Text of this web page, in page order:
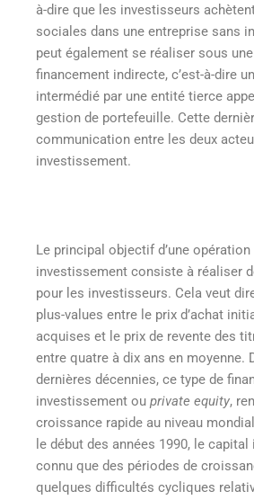
à-dire que les investisseurs
sociales dans une entreprise sans
peut également se réaliser sous
financement indirecte, c’est-à-dire
intermédié par une entité tierce
gestion de portefeuille. Cette
communication entre les deux
investissement.
Le principal objectif d’une opération
investissement consiste à réaliser
pour les investisseurs. Cela veut
plus-values entre le prix d’achat
acquises et le prix de revente des
entre quatre à dix ans en moyenne.
dernières décennies, ce type de
investissement ou private equity,
croissance rapide au niveau
le début des années 1990, le capital
connu que des périodes de
quelques difficultés cycliques